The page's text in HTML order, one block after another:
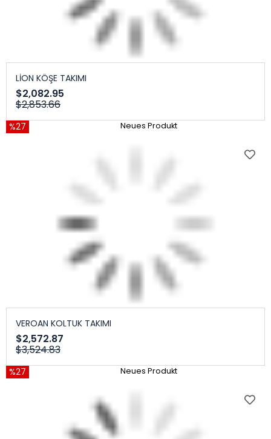
LİON KÖŞE TAKIMI
$2,082.95
$2,853.66
%27 Neues Produkt
VEROAN KOLTUK TAKIMI
$2,572.87
$3,524.83
%27 Neues Produkt